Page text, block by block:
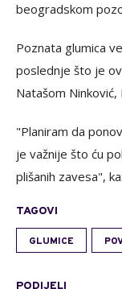
beogradskom
Poznata glumica
poslednje što je
Natašom
"Planiram da
je važnije što ću
plišanih zavesa",
TAGOVI
GLUMICE
PODIJELI